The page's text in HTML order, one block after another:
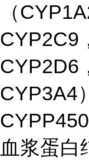
（
CYP2C9
CYP2D6
CYP3A4）
血浆蛋白